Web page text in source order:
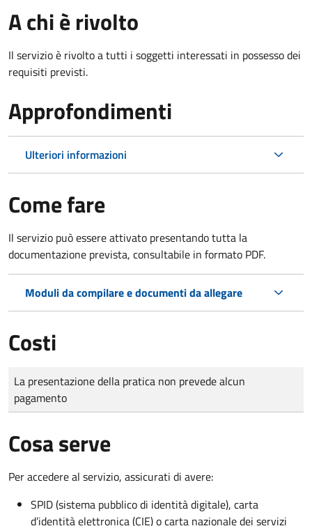
A chi è rivolto
Il servizio è rivolto a tutti i soggetti interessati in possesso dei
requisiti previsti.
Approfondimenti
Ulteriori informazioni
Come fare
Il servizio può essere attivato presentando tutta la
documentazione prevista, consultabile in formato PDF.
Moduli da compilare e documenti da allegare
Costi
Tipo di pagamento
Importo
La presentazione della pratica non prevede alcun
pagamento
Cosa serve
Per accedere al servizio, assicurati di avere:
SPID (sistema pubblico di identità digitale), carta
d’identità elettronica (CIE) o carta nazionale dei servizi